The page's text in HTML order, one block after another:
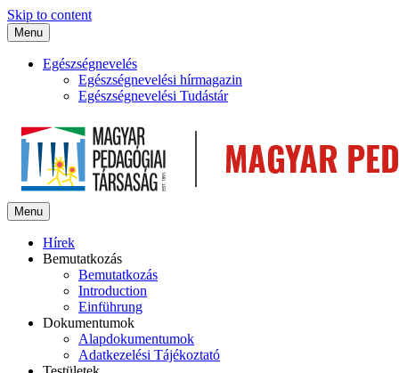
Skip to content
Menu
Egészségnevelés
Egészségnevelési hírmagazin
Egészségnevelési Tudástár
Menu
Hírek
Bemutatkozás
Bemutatkozás
Introduction
Einführung
Dokumentumok
Alapdokumentumok
Adatkezelési Tájékoztató